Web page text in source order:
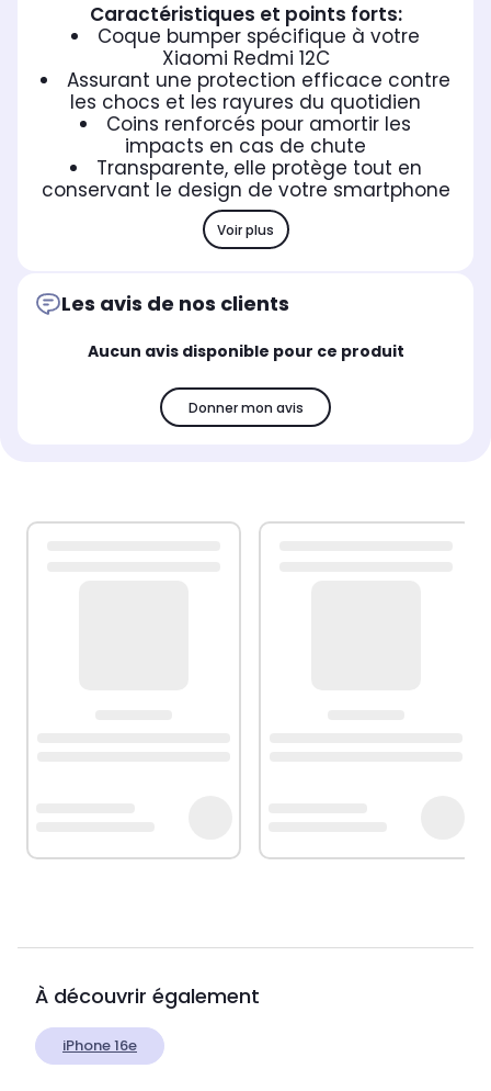
Caractéristiques et points forts:
Coque bumper spécifique à votre
Xiaomi Redmi 12C
Assurant une protection efficace contre
les chocs et les rayures du quotidien
Coins renforcés pour amortir les
impacts en cas de chute
Transparente, elle protège tout en
conservant le design de votre smartphone
Voir plus
Les avis de nos clients
Aucun avis disponible pour ce produit
Donner mon avis
À découvrir également
iPhone 16e